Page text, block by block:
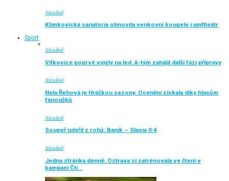
Aktuálně
Klimkovická sanatoria obnovila venkovní koupele i amfiteátr
Sport
Aktuálně
Vítkovice poprvé vyjely na led. A-tým zahájil další fázi přípravy
Aktuálně
Nela Řehová je Hráčkou sezony. Ocenění získala díky hlasům
fanoušků
Aktuálně
Soupeř udeřil z rohů: Baník – Slavia 0:4
Aktuálně
Jedna stránka denně. Ostrava si zatrénovala ve čtení v
kampani Čti…